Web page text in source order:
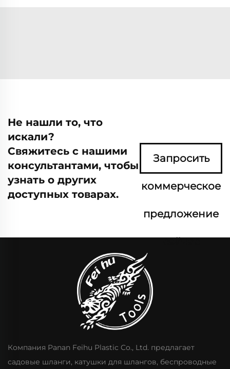
Не нашли то, что
искали?
Свяжитесь с нашими
консультантами, чтобы
узнать о других
доступных товарах.
Запросить
коммерческое
предложение
сейчас
Компания Panan Feihu Plastic Co., Ltd. предлагает
садовые шланги, катушки для шлангов, беспроводные